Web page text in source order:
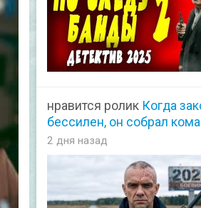
нравится ролик Когда
бессилен, он собрал
2 дня назад